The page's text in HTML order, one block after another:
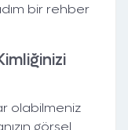
bir rehber
olabilmeniz